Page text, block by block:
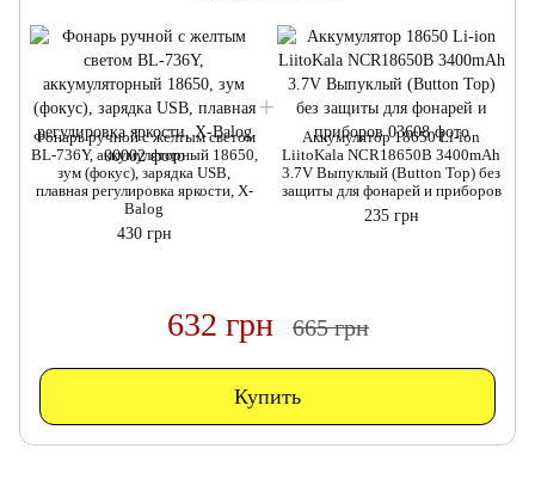
Фонарь ручной с желтым светом
BL-736Y, аккумуляторный 18650,
зум (фокус), зарядка USB,
плавная регулировка яркости, X-
Balog
430 грн
Аккумулятор 18650 Li-ion
LiitoKala NCR18650B 3400mAh
3.7V Выпуклый (Button Top) без
защиты для фонарей и приборов
235 грн
632 грн 665 грн
Купить